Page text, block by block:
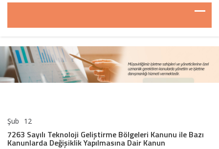
Şub 12
Teknoloji
Geliştirme
7263 Sayılı Teknoloji Geliştirme Bölgeleri Kanunu ile Bazı
Kanunlarda Değişiklik Yapılmasına Dair Kanun